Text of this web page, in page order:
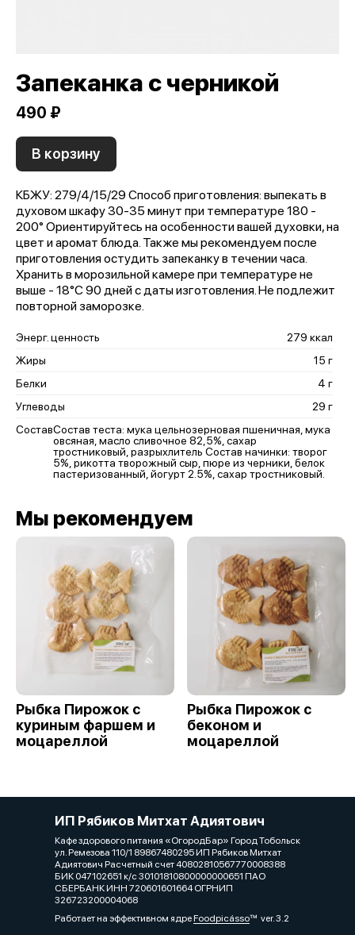
Запеканка с черникой
490 ₽
В корзину
КБЖУ: 279/4/15/29 Способ приготовления: выпекать в
духовом шкафу 30-35 минут при температуре 180 -
200° Ориентируйтесь на особенности вашей духовки, на
цвет и аромат блюда. Также мы рекомендуем после
приготовления остудить запеканку в течении часа.
Хранить в морозильной камере при температуре не
выше - 18°С 90 дней с даты изготовления. Не подлежит
повторной заморозке.
Энерг. ценность
279 ккал
Жиры
15 г
Белки
4 г
Углеводы
29 г
СоставСостав теста: мука цельнозерновая пшеничная, мука
овсяная, масло сливочное 82,5%, сахар
тростниковый, разрыхлитель Состав начинки: творог
5%, рикотта творожный сыр, пюре из черники, белок
пастеризованный, йогурт 2.5%, сахар тростниковый.
Мы рекомендуем
Рыбка Пирожок с
куриным фаршем и
моцареллой
Рыбка Пирожок с
беконом и
моцареллой
ИП Рябиков Митхат Адиятович
Кафе здорового питания «ОгородБар» Город Тобольск
ул. Ремезова 110/1 89867480295 ИП Рябиков Митхат
Адиятович Расчетный счет 40802810567770008388
БИК 047102651 к/с 30101810800000000651 ПАО
СБЕРБАНК ИНН 720601601664 ОГРНИП
326723200004068
Работает на эффективном ядреFoodpicássover. 3.2